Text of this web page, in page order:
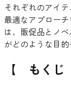
それぞれのアイ
最適なアプロー
は、販促品とノ
がどのような目
【 もくじ